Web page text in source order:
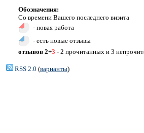
Обозначения:
Со времени Вашего последнего визита
- новая работа
- есть новые отзывы
отзывов 2+3 - 2 прочитанных и 3
RSS 2.0 (варианты)